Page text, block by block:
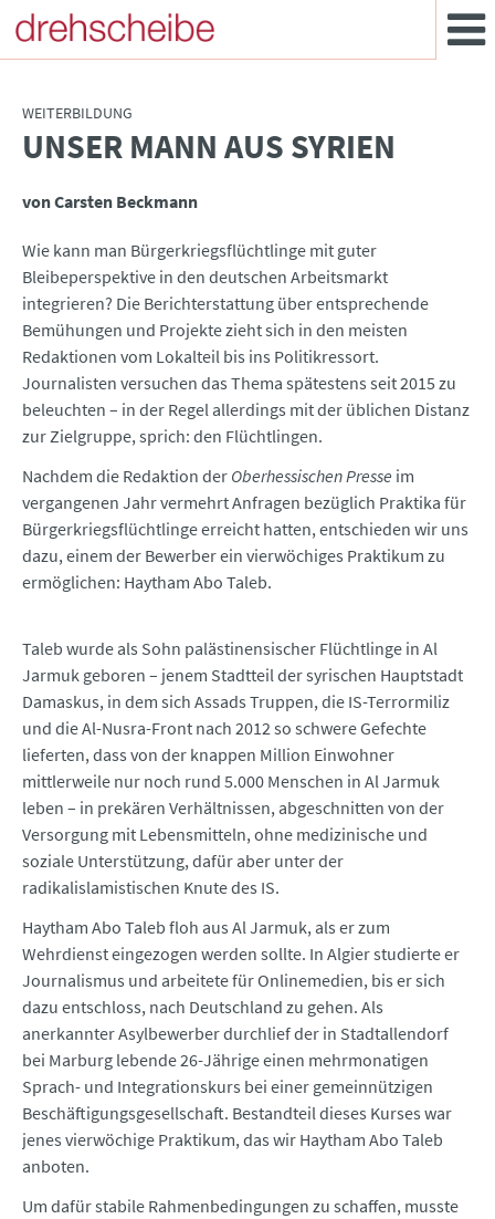
WEITERBILDUNG
:UNSER MANN AUS SYRIEN
von Carsten Beckmann
Wie kann man Bürgerkriegsflüchtlinge mit guter
Bleibeperspektive in den deutschen Arbeitsmarkt
integrieren? Die Berichterstattung über entsprechende
Bemühungen und Projekte zieht sich in den meisten
Redaktionen vom Lokalteil bis ins Politikressort.
Journalisten versuchen das Thema spätestens seit 2015 zu
beleuchten – in der Regel allerdings mit der üblichen Distanz
zur Zielgruppe, sprich: den Flüchtlingen.
Nachdem die Redaktion der Oberhessischen Presse im
vergangenen Jahr vermehrt Anfragen bezüglich Praktika für
Bürgerkriegsflüchtlinge erreicht hatten, entschieden wir uns
dazu, einem der Bewerber ein vierwöchiges Praktikum zu
ermöglichen: Haytham Abo Taleb.
Taleb wurde als Sohn palästinensischer Flüchtlinge in Al
Jarmuk geboren – jenem Stadtteil der syrischen Hauptstadt
Damaskus, in dem sich Assads Truppen, die IS-Terrormiliz
und die Al-Nusra-Front nach 2012 so schwere Gefechte
lieferten, dass von der knappen Million Einwohner
mittlerweile nur noch rund 5.000 Menschen in Al Jarmuk
leben – in prekären Verhältnissen, abgeschnitten von der
Versorgung mit Lebensmitteln, ohne medizinische und
soziale Unterstützung, dafür aber unter der
radikalislamistischen Knute des IS.
Haytham Abo Taleb floh aus Al Jarmuk, als er zum
Wehrdienst eingezogen werden sollte. In Algier studierte er
Journalismus und arbeitete für Onlinemedien, bis er sich
dazu entschloss, nach Deutschland zu gehen. Als
anerkannter Asylbewerber durchlief der in Stadtallendorf
bei Marburg lebende 26-Jährige einen mehrmonatigen
Sprach- und Integrationskurs bei einer gemeinnützigen
Beschäftigungsgesellschaft. Bestandteil dieses Kurses war
jenes vierwöchige Praktikum, das wir Haytham Abo Taleb
anboten.
Um dafür stabile Rahmenbedingungen zu schaffen, musste